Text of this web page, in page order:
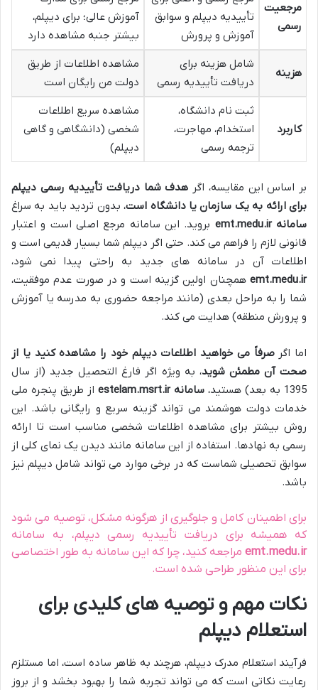
مرجعیت
رسمی
تأییدیه دیپلم و سوابق
آموزش و پرورش
آموزش عالی؛ برای دیپلم،
بیشتر جنبه مشاهده دارد
هزینه
شامل هزینه برای
دریافت تأییدیه رسمی
مشاهده اطلاعات از طریق
دولت من رایگان است
کاربرد
ثبت نام دانشگاه،
استخدام، مهاجرت،
ترجمه رسمی
مشاهده سریع اطلاعات
شخصی (دانشگاهی و گاهی
دیپلم)
بر اساس این مقایسه، اگر هدف شما دریافت تأییدیه رسمی دیپلم
برای ارائه به یک سازمان یا دانشگاه است، بدون تردید باید به سراغ
سامانه emt.medu.ir
بروید. این سامانه مرجع اصلی است و اعتبار
قانونی لازم را فراهم می کند. حتی اگر دیپلم شما بسیار قدیمی است و
اطلاعات آن در سامانه های جدید به راحتی پیدا نمی شود،
emt.medu.ir همچنان اولین گزینه است و در صورت عدم موفقیت،
شما را به مراحل بعدی (مانند مراجعه حضوری به مدرسه یا آموزش
و پرورش منطقه) هدایت می کند.
اما اگرصرفاً می خواهید اطلاعات دیپلم خود را مشاهده کنید یا از
صحت آن مطمئن شوید، به ویژه اگر فارغ التحصیل جدید (از سال
1395 به بعد) هستید،
سامانه estelam.msrt.ir
از طریق پنجره ملی
خدمات دولت هوشمند می تواند گزینه سریع و رایگانی باشد. این
روش بیشتر برای مشاهده اطلاعات شخصی مناسب است تا ارائه
رسمی به نهادها. استفاده از این سامانه مانند دیدن یک نمای کلی از
سوابق تحصیلی شماست که در برخی موارد می تواند شامل دیپلم نیز
باشد.
برای اطمینان کامل و جلوگیری از هرگونه مشکل، توصیه می شود
که همیشه برای دریافت تأییدیه رسمی دیپلم، به سامانه
emt.medu.ir مراجعه کنید، چرا که این سامانه به طور اختصاصی
برای این منظور طراحی شده است.
نکات مهم و توصیه های کلیدی برای
استعلام دیپلم
فرآیند استعلام مدرک دیپلم، هرچند به ظاهر ساده است، اما مستلزم
رعایت نکاتی است که می تواند تجربه شما را بهبود بخشد و از بروز